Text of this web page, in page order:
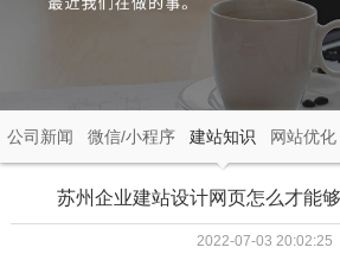
公司新闻 微信/小程序 建站知识 网站优化
苏州企业建站设计网页怎么才能
2022-07-03 20:02:25